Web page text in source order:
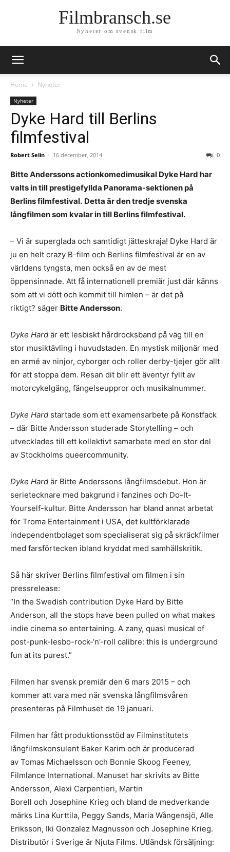
Filmbransch.se
Nyheter om svensk film
Home Nyheter
Nyheter
Dyke Hard till Berlins
filmfestival
Robert Selin - 16 december, 2014 0
Bitte Anderssons actionkomedimusikal Dyke Hard har
valts in till prestigefyllda Panorama-sektionen på
Berlins filmfestival. Detta är den tredje svenska
långfilmen som kvalar in till Berlins filmfestival.
– Vi är superglada och samtidigt jätteskraja! Dyke Hard är
ju en helt crazy B-film och Berlins filmfestival är en av
världens tyngsta, men också en av de mest
öppensinnade. Att få internationell premiär just där känns
som att vi dött och kommit till himlen – är det på
riktigt? säger Bitte Andersson.
Dyke Hard är ett lesbiskt hårdrocksband på väg till en
stor musiktävling i huvudstaden. En mystisk miljonär med
en armé av ninjor, cyborger och roller derby-tjejer gör allt
för att stoppa dem. Resan dit blir ett äventyr fyllt av
motorcykelgäng, fängelseuppror och musikalnummer.
Dyke Hard startade som ett examensarbete på Konstfack
– där Bitte Andersson studerade Storytelling – och
utvecklades till ett kollektivt samarbete med en stor del
av Stockholms queercommunity.
Dyke Hard är Bitte Anderssons långfilmsdebut. Hon är
serietecknare med bakgrund i fanzines och Do-It-
Yourself-kultur. Bitte Andersson har bland annat arbetat
för Troma Entertainment i USA, det kultförklarade
independentbolaget som specialiserat sig på skräckfilmer
med farsförtecken ibland kryddat med samhällskritik.
Så här skriver Berlins filmfestival om filmen i sin
pressrelease:
“In the Swedish contribution Dyke Hard by Bitte
Anderson, all the stops have been pulled on what makes
indie cinema so entertaining. A zany, quasi musical of
post-punk-lesbo-rock-‘n’-roll calibre: this is underground
fun at its purest.”
Filmen har svensk premiär den 6 mars 2015 – och
kommer att vara med när svenska långfilmsvåren
presenteras på Filmhuset de 19 januari.
Filmen har fått produktionsstöd av Filminstitutets
långfilmskonsulent Baker Karim och är producerad
av Tomas Michaelsson och Bonnie Skoog Feeney,
Filmlance International. Manuset har skrivits av Bitte
Andersson, Alexi Carpentieri, Martin
Borell och Josephine Krieg och bland de medverkande
märks Lina Kurttila, Peggy Sands, Maria Wångensjö, Alle
Eriksson, Iki Gonzalez Magnusson och Josephine Krieg.
Distributör i Sverige är Njuta Films. Utländsk försäljning: